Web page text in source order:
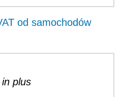
od samochodów
plus